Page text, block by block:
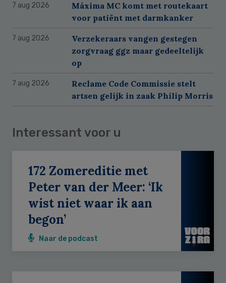
7 aug 2026
Máxima MC komt met routekaart
voor patiënt met darmkanker
7 aug 2026
Verzekeraars vangen gestegen
zorgvraag ggz maar gedeeltelijk
op
7 aug 2026
Reclame Code Commissie stelt
artsen gelijk in zaak Philip Morris
Interessant voor u
172 Zomereditie met
Peter van der Meer: ‘Ik
wist niet waar ik aan
begon’
Naar de podcast